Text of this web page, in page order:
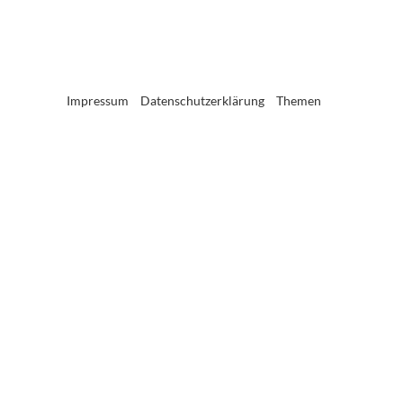
Impressum Datenschutzerklärung Themen